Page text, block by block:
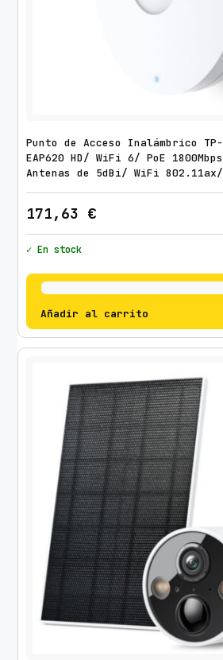
Punto de Acceso Inalámbrico TP-
EAP620 HD/ WiFi 6/ PoE
Antenas de 5dBi/ WiFi
171,63 €
✓ En stock
Añadir al carrito